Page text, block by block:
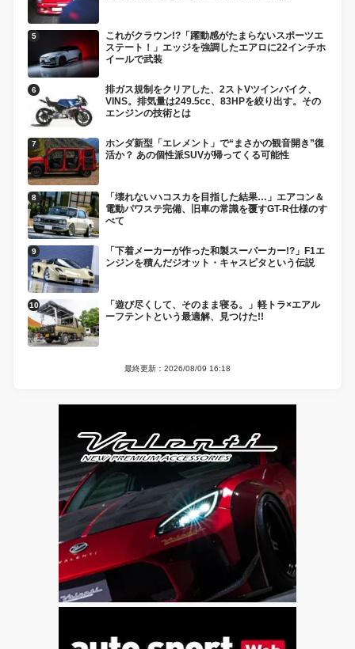
これがクラウン!?「躍動感がたまらないスポーツエ
ステート！」エッジを強調したエアロに22インチホ
イールで武装
排ガス規制をクリアした、2ストVツインバイク、
VINS。排気量は249.5cc、83HPを絞り出す。その
エンジンの技術とは
ホンダ新型「エレメント」で“まさかの観音開き”復
活か？ あの個性派SUVが帰ってくる可能性
「壊れないハコスカを目指した結果…」エアコン＆
電動パワステ完備、旧車の常識を覆すGT-R仕様のす
べて
「下着メーカーが作った和製スーパーカー!?」F1エ
ンジンを積んだジオット・キャスピタという伝説
「遊び尽くして、そのまま寝る。」軽トラ×エアル
ーフテントという最適解、見つけた!!
最終更新：2026/08/09 16:18